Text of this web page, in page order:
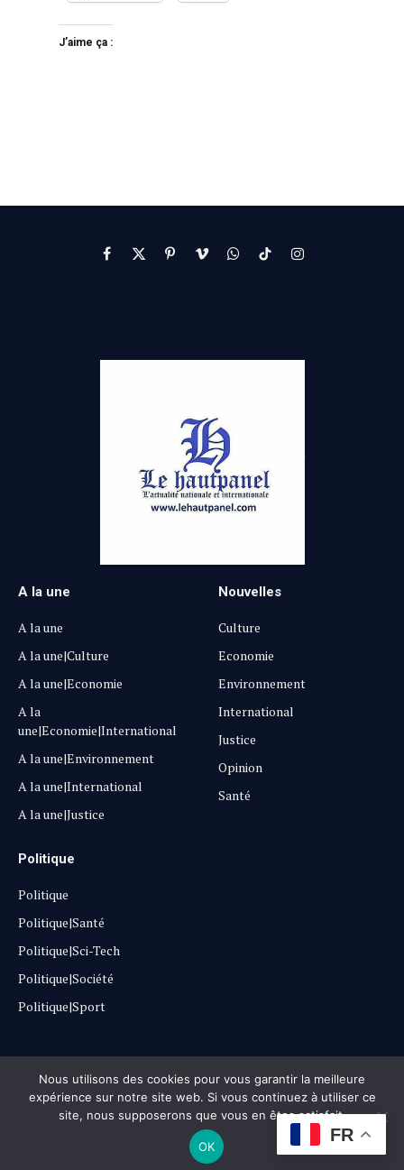
J’aime ça :
Facebook
X
PinterestVimeoWhatsApp
TikTokInstagram
A la une
A la une
A la une|Culture
A la une|Economie
A la
une|Economie|International
A la une|Environnement
A la une|International
A la une|Justice
Nouvelles
Culture
Economie
Environnement
International
Justice
Opinion
Santé
Politique
Politique
Politique|Santé
Politique|Sci-Tech
Politique|Société
Politique|Sport
Copyright © 2025Lehautpanel
Confidentialité Contact Don
FR
Nous utilisons des cookies pour vous garantir la meilleure
expérience sur notre site web. Si vous continuez à utiliser ce
site, nous supposerons que vous en êtes satisfait.
OK